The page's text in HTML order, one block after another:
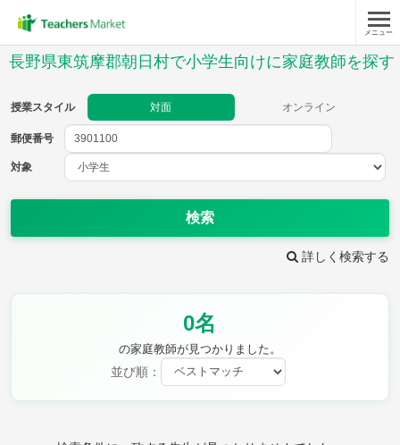
メニュー
長野県東筑摩郡朝日村で小学生向けに家庭教師を探す
授業スタイル 対面 オンライン
郵便番号
対象
検索
詳しく検索する
0名
の家庭教師が見つかりました。
並び順：
郵便番号
教科
理科
保健・体育 図画工作 書写